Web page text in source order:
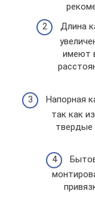
Длина
имеют
Напорная
так как
твердые